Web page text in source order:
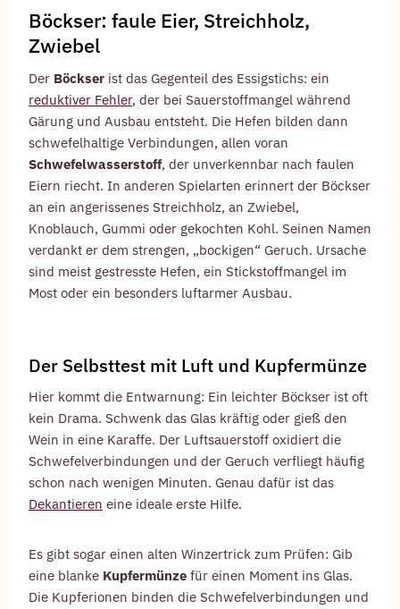
Böckser: faule Eier, Streichholz,
Zwiebel
Der Böckser ist das Gegenteil des Essigstichs: ein
reduktiver Fehler, der bei Sauerstoffmangel während
Gärung und Ausbau entsteht. Die Hefen bilden dann
schwefelhaltige Verbindungen, allen voran
Schwefelwasserstoff, der unverkennbar nach faulen
Eiern riecht. In anderen Spielarten erinnert der Böckser
an ein angerissenes Streichholz, an Zwiebel,
Knoblauch, Gummi oder gekochten Kohl. Seinen Namen
verdankt er dem strengen, „bockigen“ Geruch. Ursache
sind meist gestresste Hefen, ein Stickstoffmangel im
Most oder ein besonders luftarmer Ausbau.
Der Selbsttest mit Luft und Kupfermünze
Hier kommt die Entwarnung: Ein leichter Böckser ist oft
kein Drama. Schwenk das Glas kräftig oder gieß den
Wein in eine Karaffe. Der Luftsauerstoff oxidiert die
Schwefelverbindungen und der Geruch verfliegt häufig
schon nach wenigen Minuten. Genau dafür ist das
Dekantieren eine ideale erste Hilfe.
Es gibt sogar einen alten Winzertrick zum Prüfen: Gib
eine blanke Kupfermünze für einen Moment ins Glas.
Die Kupferionen binden die Schwefelverbindungen und